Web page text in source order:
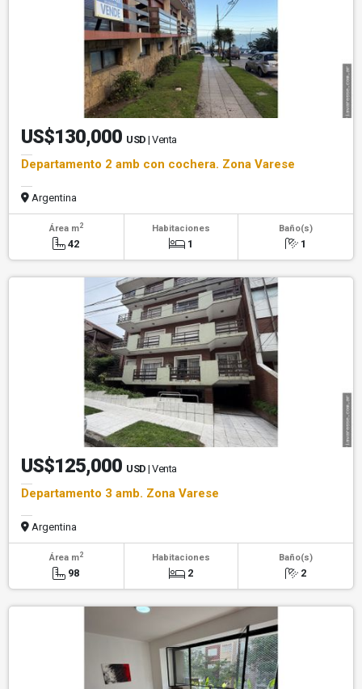
US$130,000 USD | Venta
Departamento 2 amb con cochera. Zona Varese
Argentina
Área m2
42
Habitaciones
1
Baño(s)
1
US$125,000 USD | Venta
Departamento 3 amb. Zona Varese
Argentina
Área m2
98
Habitaciones
2
Baño(s)
2